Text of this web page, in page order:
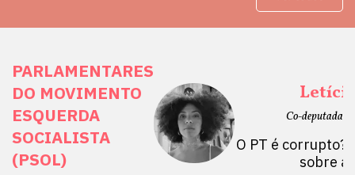
PARLAMENTARES
DO MOVIMENTO
ESQUERDA
SOCIALISTA
(PSOL)
Direitos
do Sul, SP)
Mulheres por +
Público abre
Co-deputada
O PT é corrupto?
sobre a